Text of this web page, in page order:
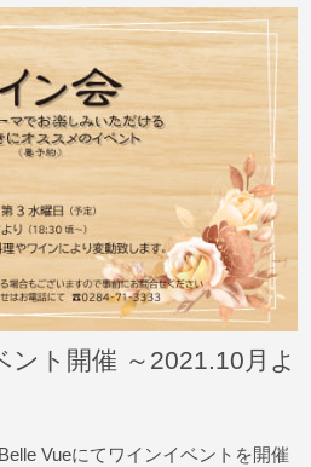
ント開催 ～2021.10月よ
Vueにてワインイベントを開催